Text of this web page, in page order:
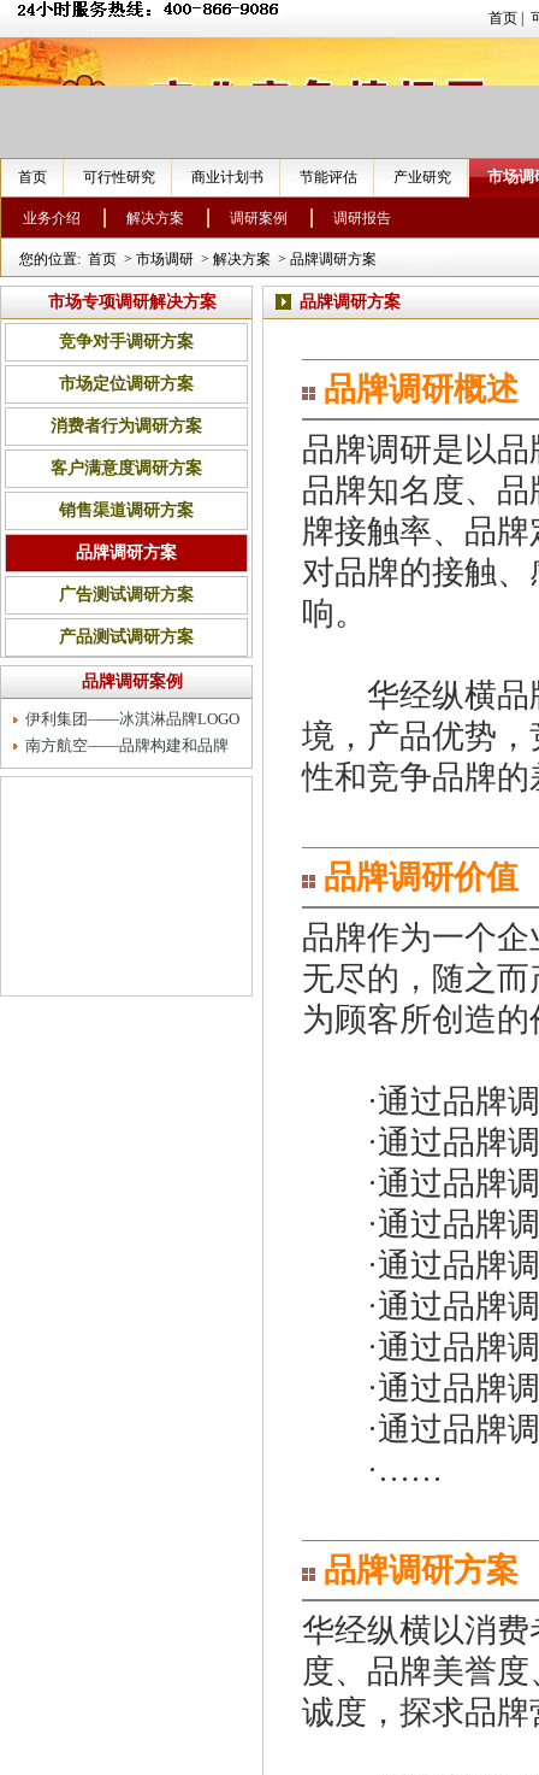
首页
首页 可行性研究 商业计划书 节能评估 产业研究 市场调
业务介绍 解决方案 调研案例 调研报告
您的位置: 首页 > 市场调研 > 解决方案 > 品牌调研方案
市场专项调研解决方案
竞争对手调研方案
市场定位调研方案
消费者行为调研方案
客户满意度调研方案
销售渠道调研方案
品牌调研方案
广告测试调研方案
产品测试调研方案
品牌调研案例
伊利集团——冰淇淋品牌LOGO
及品牌名称测试调研
南方航空——品牌构建和品牌
发展战略调研
品牌调研方案
品牌调研概述
品牌调研是以
品牌知名度、
牌接触率、品
对品牌的接触
响。
华经纵横品牌
境，产品优势
性和竞争品牌
品牌调研价值
品牌作为一个
无尽的，随之
为顾客所创造
·通过品牌调
·通过品牌调
·通过品牌调
·通过品牌调
·通过品牌调
·通过品牌调
·通过品牌调
·通过品牌调
·通过品牌调
·……
品牌调研方案
华经纵横以消
度、品牌美誉
诚度，探求品